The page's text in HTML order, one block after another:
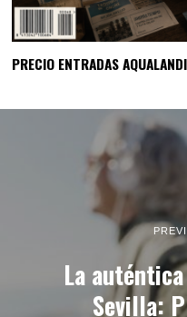
PRECIO ENTRADAS
La
Sevilla: